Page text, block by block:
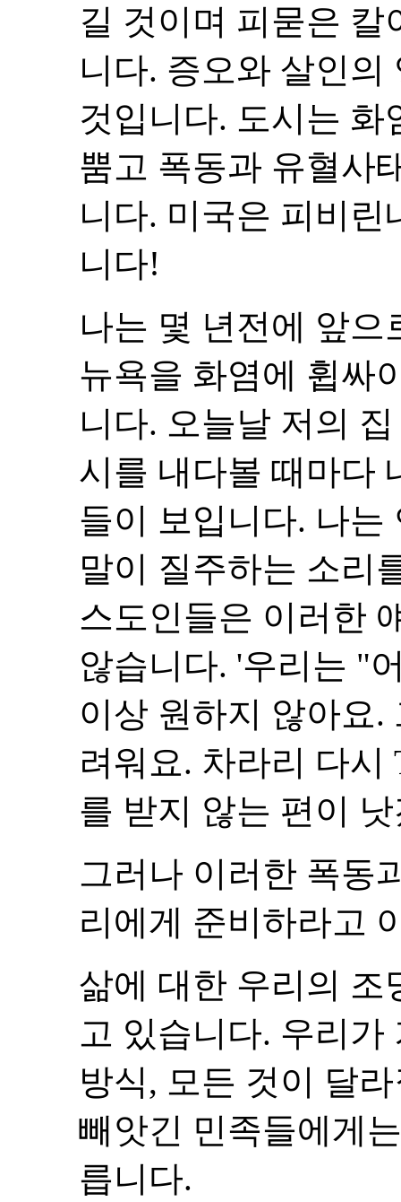
길 것이며 피묻은
니다. 증오와 살인
것입니다. 도시는
뿜고 폭동과 유혈사
니다. 미국은 피비
니다!
나는 몇 년전에 앞으
뉴욕을 화염에 휩싸
니다. 오늘날 저의
시를 내다볼 때마다
들이 보입니다. 나는
말이 질주하는 소리
스도인들은 이러한
않습니다. '우리는 "
이상 원하지 않아요.
려워요. 차라리 다
를 받지 않는 편이
그러나 이러한 폭동
리에게 준비하라고
삶에 대한 우리의 조
고 있습니다. 우리
방식, 모든 것이 달
빼앗긴 민족들에게
릅니다.